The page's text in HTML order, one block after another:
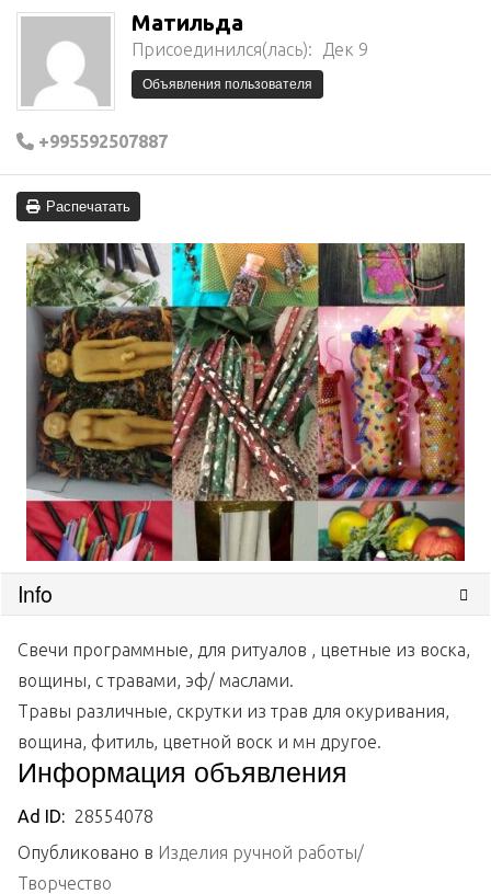
Матильда
Присоединился(лась): Дек 9
Объявления пользователя
+995592507887
Распечатать
Info
Свечи программные, для ритуалов , цветные из воска,
вощины, с травами, эф/ маслами.
Травы различные, скрутки из трав для окуривания,
вощина, фитиль, цветной воск и мн другое.
Информация объявления
Ad ID: 28554078
Опубликовано в Изделия ручной работы/
Творчество